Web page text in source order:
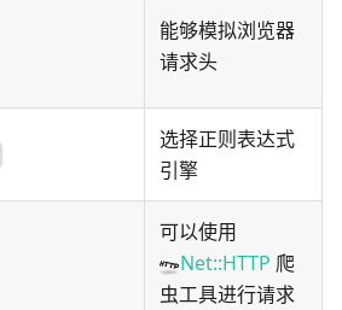
能够模拟浏览器
请求头
选择正则表达式
引擎
可以使用
Net::HTTP 爬
虫工具进行请求